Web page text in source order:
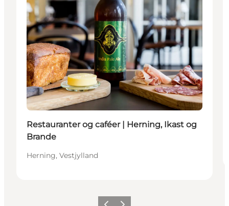
Restauranter og caféer | Herning, Ikast og
Brande
Herning, Vestjylland